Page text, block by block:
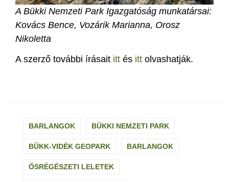
A Bükki Nemzeti Park Igazgatóság munkatársai:
Kovács Bence, Vozárik Marianna, Orosz
Nikoletta
A szerző további írásait itt és itt olvashatják.
BARLANGOK BÜKKI NEMZETI PARK
BÜKK-VIDÉK GEOPARK BARLANGOK
ŐSRÉGÉSZETI LELETEK